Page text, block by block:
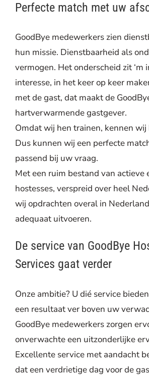
Perfecte match met uw
GoodBye medewerkers zien
hun missie. Dienstbaarheid als
vermogen. Het onderscheid zit ‘m
interesse, in het keer op keer
met de gast, dat maakt de
hartverwarmende gastgever.
Omdat wij hen trainen, kennen wij
Dus kunnen wij een perfecte
passend bij uw vraag.
Met een ruim bestand van actieve
hostesses, verspreid over heel
wij opdrachten overal in
adequaat uitvoeren.
De service van GoodBye
Services gaat verder
Onze ambitie? U dié service
een resultaat ver boven uw
GoodBye medewerkers zorgen
onverwachte een uitzonderlijke
Excellente service met aandacht
dat een verdrietige dag voor de